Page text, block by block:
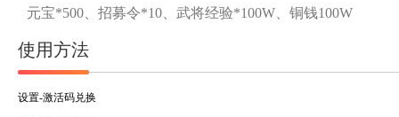
元宝*500、招募令*10、武将经验*100W、铜钱100W
使用方法
设置-激活码兑换